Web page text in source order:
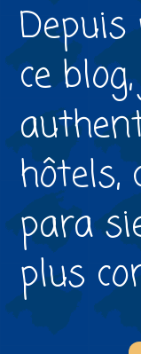
ce
hôtels,
para
plus